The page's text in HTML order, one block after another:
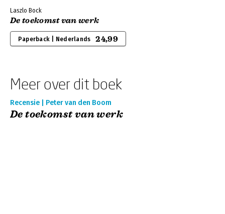
Laszlo Bock
De toekomst van werk
Paperback | Nederlands 24,99
Meer over dit boek
Recensie | Peter van den Boom
De toekomst van werk